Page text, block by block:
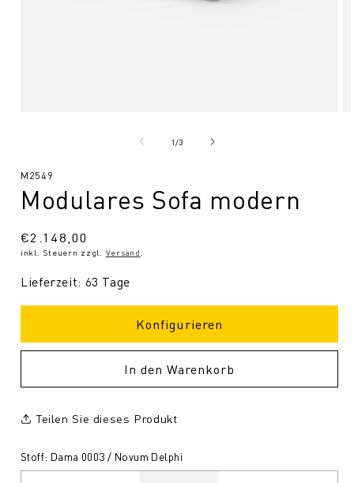
1/von
3
SKU:
M2549
Modulares Sofa modern
Normaler
Preis
€2.148,00
inkl. Steuern zzgl. Versand
Lieferzeit: 63 Tage
Konfigurieren
In den Warenkorb
Teilen Sie dieses Produkt
Stoff: Dama 0003 / Novum Delphi